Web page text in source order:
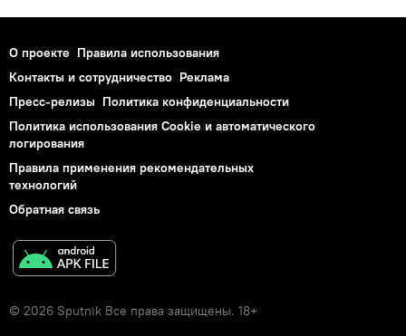
О проекте Правила использования
Контакты и сотрудничество Реклама
Пресс-релизы Политика конфиденциальности
Политика использования Cookie и автоматического
логирования
Правила применения рекомендательных
технологий
Обратная связь
© 2026 Sputnik Все права защищены. 18+